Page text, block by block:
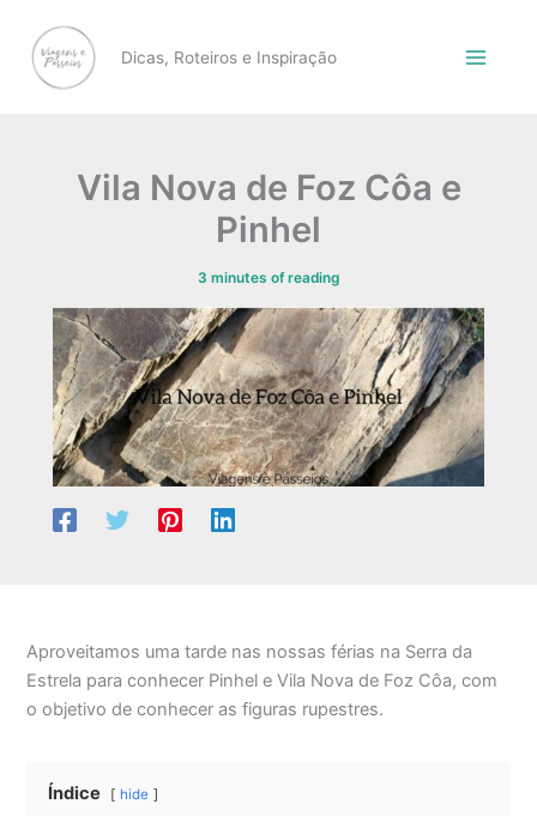
content
Dicas, Roteiros e Inspiração
Vila Nova de Foz Côa e
Pinhel
3 minutes of reading
Aproveitamos uma tarde nas nossas férias na Serra da
Estrela para conhecer Pinhel e Vila Nova de Foz Côa, com
o objetivo de conhecer as figuras rupestres.
Índice hide